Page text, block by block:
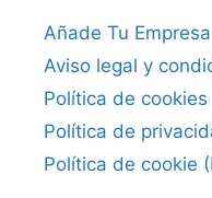
Añade Tu Empresa
Aviso legal y
Política de cookies
Política de
Política de cookie